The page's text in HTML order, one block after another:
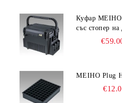
Куфар
със стопер на
MEIHO Plug